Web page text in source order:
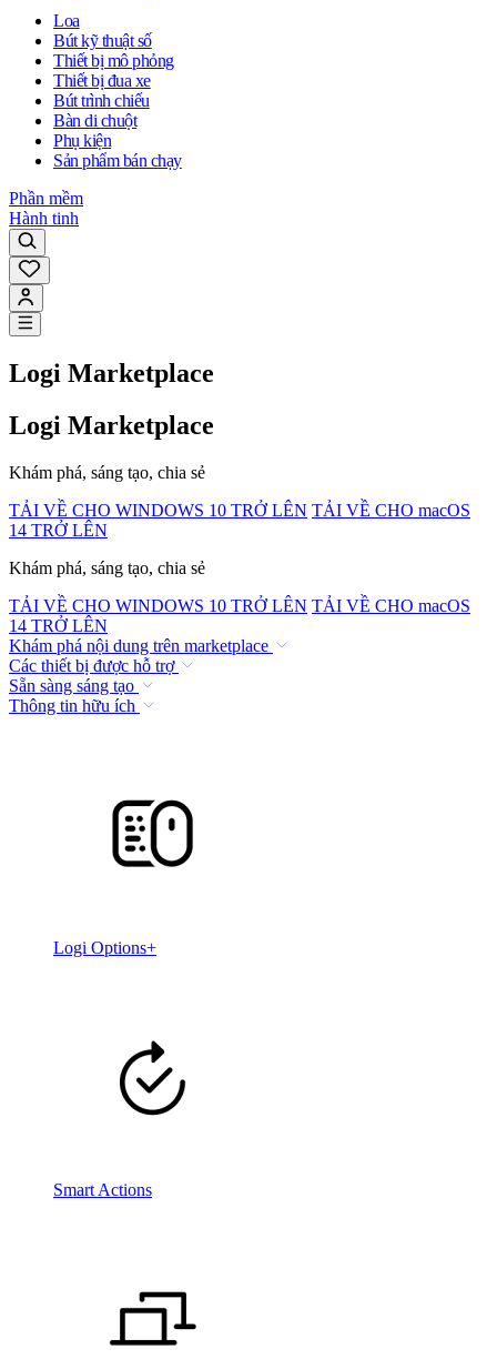
Loa
Bút kỹ thuật số
Thiết bị mô phỏng
Thiết bị đua xe
Bút trình chiếu
Bàn di chuột
Phụ kiện
Sản phẩm bán chạy
Phần mềm
Hành tinh
Logi Marketplace
Logi Marketplace
Khám phá, sáng tạo, chia sẻ
TẢI VỀ CHO WINDOWS 10 TRỞ LÊN TẢI VỀ CHO macOS
14 TRỞ LÊN
Khám phá, sáng tạo, chia sẻ
TẢI VỀ CHO WINDOWS 10 TRỞ LÊN TẢI VỀ CHO macOS
14 TRỞ LÊN
Khám phá nội dung trên marketplace
Các thiết bị được hỗ trợ
Sẵn sàng sáng tạo
Thông tin hữu ích
Logi Options+
Smart Actions